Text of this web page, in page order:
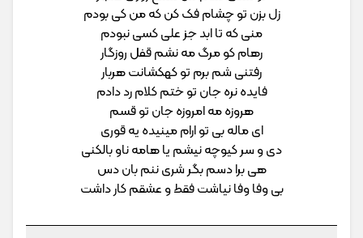
زل بزن تو چشام فک کن که من کی بودم
منی که تا ابد جز علی کسی نبودم
رهام کو مرگ مه نشم قفل روزگار
رفتنی شم برم تو کهکشانت هربار
فایده نره جان تو ختم کلام رد دادم
هروزه مه امروزه جان تو قسم
ای ماله بی تو ارام مینیده یه قوری
دی و سر کیوچه نیشم یا هامه ناو بالکنی
هی برا دسم بگر شری ننم بان دس
بی وفا وفا نیاشت فقط و عشقم کار داشت